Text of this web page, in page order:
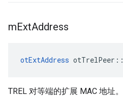
mExtAddress
otExtAddress otTrelPeer ::
TREL 对等端的扩展 MAC 地址。